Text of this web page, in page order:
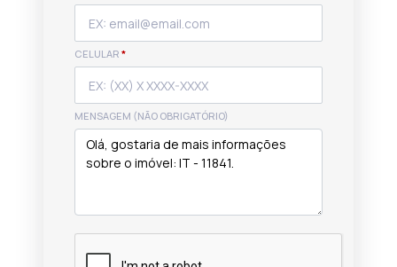
CELULAR *
MENSAGEM (NÃO OBRIGATÓRIO)